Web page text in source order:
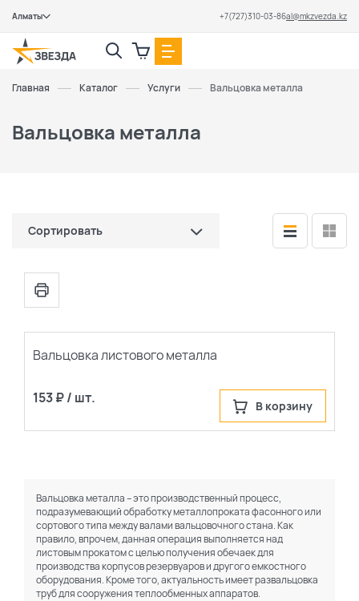
Алматы +7(727)310-03-86al@mkzvezda.kz
Главная Каталог Услуги Вальцовка металла
Вальцовка металла
Сортировать
по цене (сначала дешевые)
по цене (сначала дорогие)
популярные
сначала новые
Вальцовка листового металла
153 ₽ / шт. В корзину
Вальцовка металла – это производственный процесс,
подразумевающий обработку металлопроката фасонного или
сортового типа между валами вальцовочного стана. Как
правило, впрочем, данная операция выполняется над
листовым прокатом с целью получения обечаек для
производства корпусов резервуаров и другого емкостного
оборудования. Кроме того, актуальность имеет развальцовка
труб для сооружения теплообменных аппаратов.